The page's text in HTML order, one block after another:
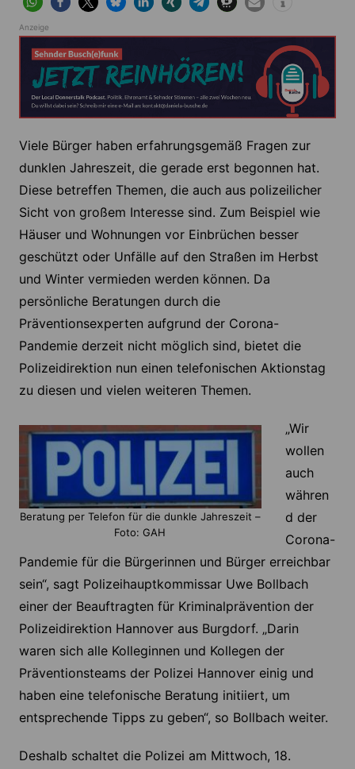
Anzeige
Viele Bürger haben erfahrungsgemäß Fragen zur
dunklen Jahreszeit, die gerade erst begonnen hat.
Diese betreffen Themen, die auch aus polizeilicher
Sicht von großem Interesse sind. Zum Beispiel wie
Häuser und Wohnungen vor Einbrüchen besser
geschützt oder Unfälle auf den Straßen im Herbst
und Winter vermieden werden können. Da
persönliche Beratungen durch die
Präventionsexperten aufgrund der Corona-
Pandemie derzeit nicht möglich sind, bietet die
Polizeidirektion nun einen telefonischen Aktionstag
zu diesen und vielen weiteren Themen.
Beratung per Telefon für die dunkle Jahreszeit –
Foto: GAH
„Wir
wollen
auch
währen
d der
Corona-
Pandemie für die Bürgerinnen und Bürger erreichbar
sein“, sagt Polizeihauptkommissar Uwe Bollbach
einer der Beauftragten für Kriminalprävention der
Polizeidirektion Hannover aus Burgdorf. „Darin
waren sich alle Kolleginnen und Kollegen der
Präventionsteams der Polizei Hannover einig und
haben eine telefonische Beratung initiiert, um
entsprechende Tipps zu geben“, so Bollbach weiter.
Deshalb schaltet die Polizei am Mittwoch, 18.